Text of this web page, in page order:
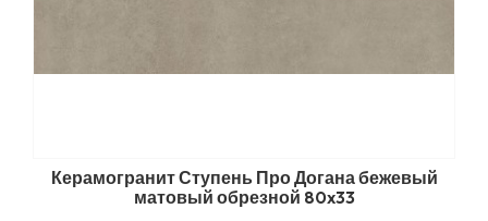
Керамогранит Ступень Про Догана бежевый
матовый обрезной 80x33